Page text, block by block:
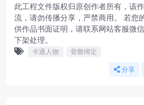
此工程文件版权归原创作者所有，该
流，请勿传播分享，严禁商用。 若您
供作品书面证明，请联系网站客服微
下架处理。
卡通人物 骨骼绑定
分享